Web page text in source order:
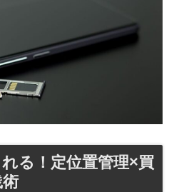
る！定位置管理×買